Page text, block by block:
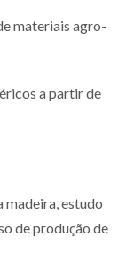
materiais agro-
a partir de
madeira, estudo
de produção de